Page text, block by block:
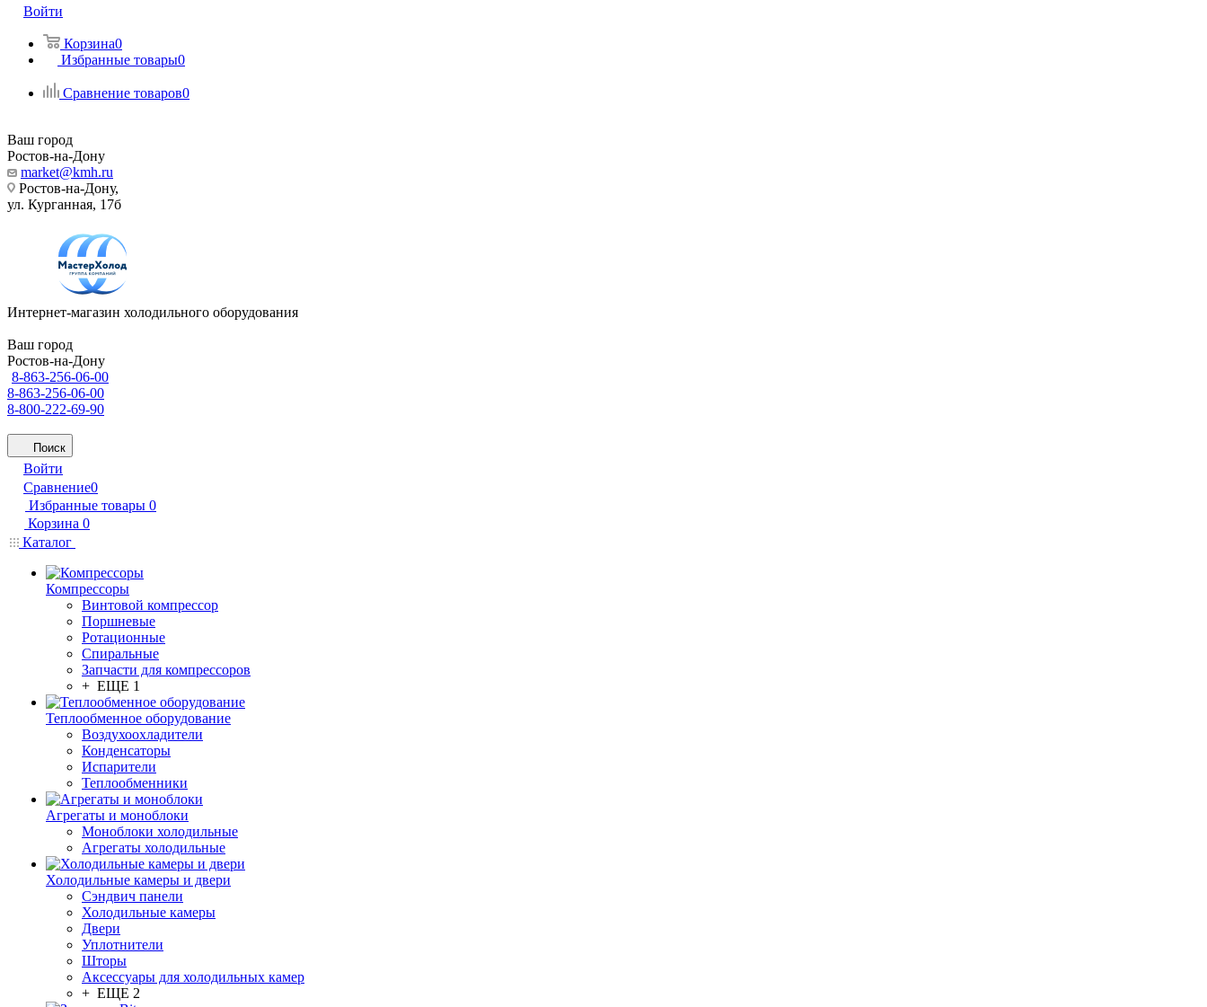
Войти
Корзина0
Избранные товары0
Сравнение товаров0
Ваш город
Ростов-на-Дону
market@kmh.ru
Ростов-на-Дону,
ул. Курганная, 17б
Интернет-магазин холодильного оборудования
Ваш город
Ростов-на-Дону
8-863-256-06-00
8-863-256-06-00
8-800-222-69-90
Поиск
Войти
Сравнение0
Избранные товары 0
Корзина 0
Каталог
Компрессоры
Винтовой компрессор
Поршневые
Ротационные
Спиральные
Запчасти для компрессоров
+ ЕЩЕ 1
Теплообменное оборудование
Воздухоохладители
Конденсаторы
Испарители
Теплообменники
Агрегаты и моноблоки
Моноблоки холодильные
Агрегаты холодильные
Холодильные камеры и двери
Сэндвич панели
Холодильные камеры
Двери
Уплотнители
Шторы
Аксессуары для холодильных камер
+ ЕЩЕ 2